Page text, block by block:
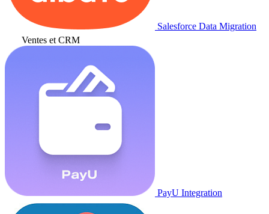
Salesforce Data Migration
Ventes et CRM
PayU Integration